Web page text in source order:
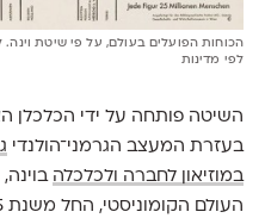
הכוחות הפועלים בעולם, על פי שיטת
לפי מדינות
השיטה פותחה על ידי הכלכלן
בעזרת המעצב הגרמני־הולנדי
במוזיאון לחברה ולכלכלה